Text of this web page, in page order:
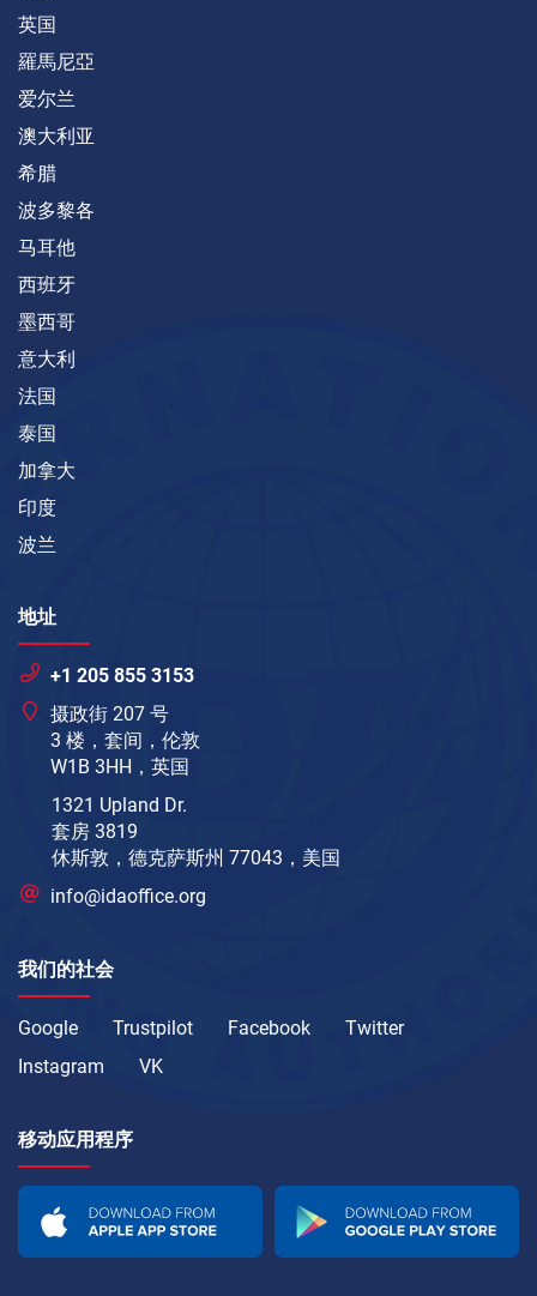
英国
羅馬尼亞
爱尔兰
澳大利亚
希腊
波多黎各
马耳他
西班牙
墨西哥
意大利
法国
泰国
加拿大
印度
波兰
地址
+1 205 855 3153
摄政街 207 号
3 楼，套间，伦敦
W1B 3HH，英国
1321 Upland Dr.
套房 3819
休斯敦，德克萨斯州 77043，美国
info@idaoffice.org
我们的社会
Google Trustpilot Facebook
Twitter
Instagram
VK
移动应用程序